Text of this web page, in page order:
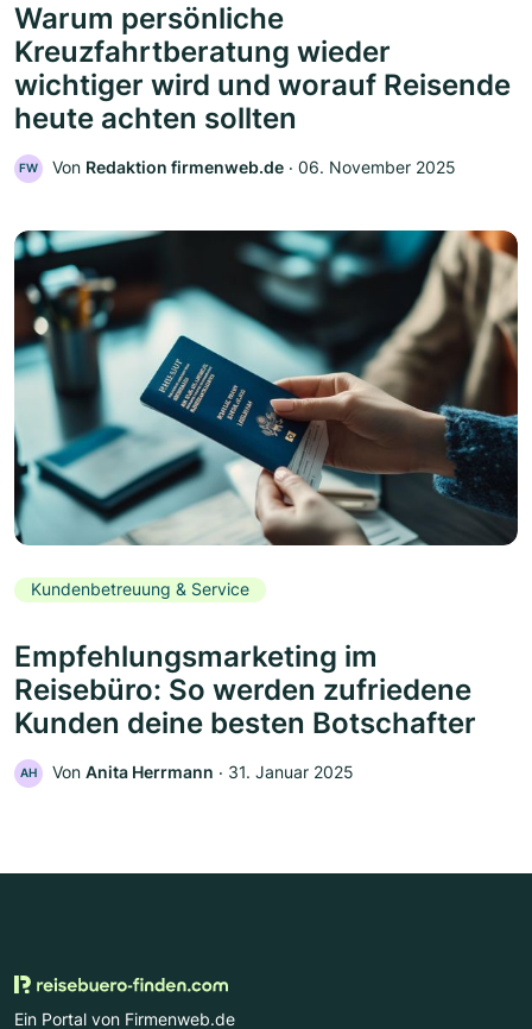
Warum persönliche
Kreuzfahrtberatung wieder
wichtiger wird und worauf Reisende
heute achten sollten
FW Von Redaktion firmenweb.de ‧ 06. November 2025
Kundenbetreuung & Service
Empfehlungsmarketing im
Reisebüro: So werden zufriedene
Kunden deine besten Botschafter
AH Von Anita Herrmann ‧ 31. Januar 2025
Ein Portal von Firmenweb.de